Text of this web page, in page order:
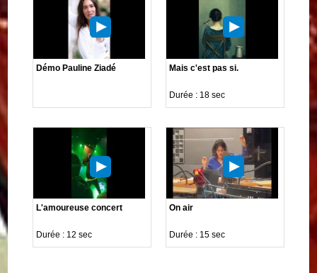
Démo Pauline Ziadé Mais c'est pas si.
Durée : 18 sec
L'amoureuse concert
Durée : 12 sec
On air
Durée : 15 sec